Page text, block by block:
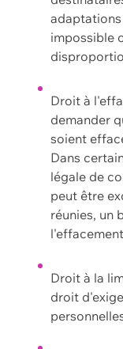
impossible
Droit à
demander
soient
Dans
légale de
peut être
réunies, un
Droit à la
droit